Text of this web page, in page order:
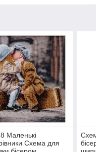
Маленькі
Схема для